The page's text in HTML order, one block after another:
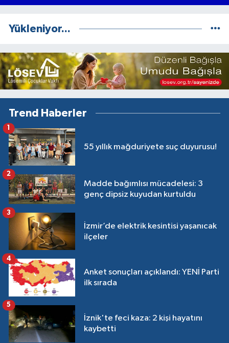
Yükleniyor...
Trend Haberler
55 yıllık mağduriyete suç duyurusu!
1
Madde bağımlısı mücadelesi: 3
genç dipsiz kuyudan kurtuldu
2
İzmir’de elektrik kesintisi yaşanıcak
ilçeler
3
Anket sonuçları açıklandı: YENİ Parti
ilk sırada
4
İznik'te feci kaza: 2 kişi hayatını
kaybetti
5